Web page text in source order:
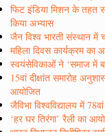
फिट इंडिया मिशन के तहत
किया अभ्यास
जैन विश्व भारती संस्थान में
महिला दिवस कार्यक्रम का
स्वयंसेविकाओं ने ‘समाज में
15वां दीक्षांत समारोह
आयोजित
जैविभा विश्वविद्यालय में
‘हर घर तिरंगा’ रैली का